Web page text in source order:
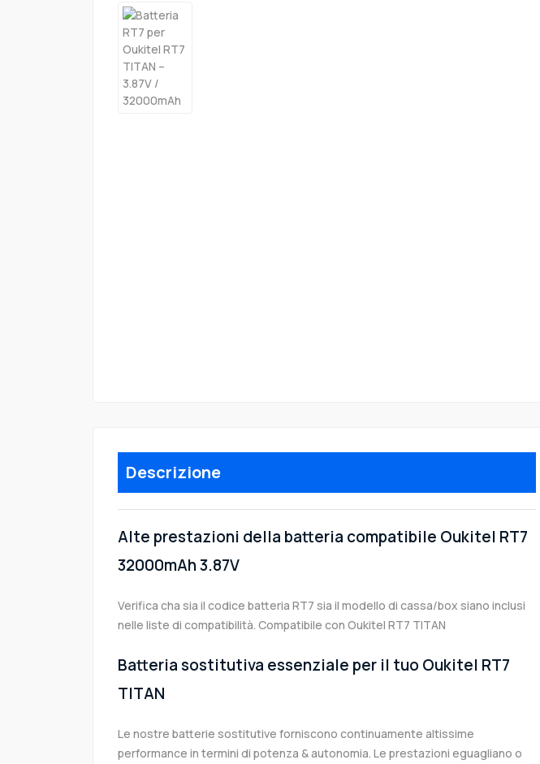
Descrizione
Alte prestazioni della batteria compatibile Oukitel RT7
32000mAh 3.87V
Verifica cha sia il codice batteria RT7 sia il modello di cassa/box siano inclusi
nelle liste di compatibilità. Compatibile con Oukitel RT7 TITAN
Batteria sostitutiva essenziale per il tuo Oukitel RT7
TITAN
Le nostre batterie sostitutive forniscono continuamente altissime
performance in termini di potenza & autonomia. Le prestazioni eguagliano o